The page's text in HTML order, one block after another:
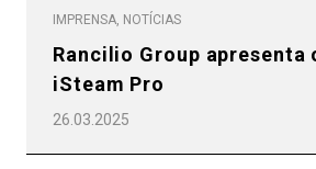
IMPRENSA, NOTÍCIAS
Rancilio Group apresenta
iSteam Pro
26.03.2025
Todos
Produtos